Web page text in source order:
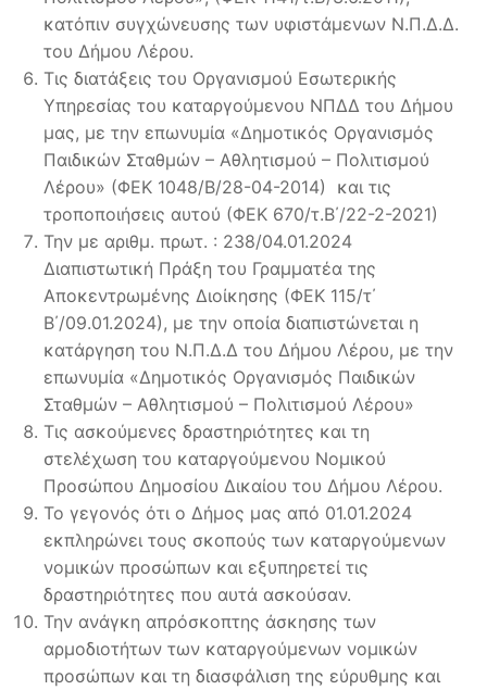
κατόπιν συγχώνευσης των υφιστάμενων Ν.Π.Δ.Δ.
του Δήμου Λέρου.
Τις διατάξεις του Οργανισμού Εσωτερικής
Υπηρεσίας του καταργούμενου ΝΠΔΔ του Δήμου
μας, με την επωνυμία «Δημοτικός Οργανισμός
Παιδικών Σταθμών – Αθλητισμού – Πολιτισμού
Λέρου» (ΦΕΚ 1048/Β/28-04-2014) και τις
τροποποιήσεις αυτού (ΦΕΚ 670/τ.Β΄/22-2-2021)
Την με αριθμ. πρωτ. : 238/04.01.2024
Διαπιστωτική Πράξη του Γραμματέα της
Αποκεντρωμένης Διοίκησης (ΦΕΚ 115/τ΄
Β΄/09.01.2024), με την οποία διαπιστώνεται η
κατάργηση του Ν.Π.Δ.Δ του Δήμου Λέρου, με την
επωνυμία «Δημοτικός Οργανισμός Παιδικών
Σταθμών – Αθλητισμού – Πολιτισμού Λέρου»
Τις ασκούμενες δραστηριότητες και τη
στελέχωση του καταργούμενου Νομικού
Προσώπου Δημοσίου Δικαίου του Δήμου Λέρου.
Το γεγονός ότι ο Δήμος μας από 01.01.2024
εκπληρώνει τους σκοπούς των καταργούμενων
νομικών προσώπων και εξυπηρετεί τις
δραστηριότητες που αυτά ασκούσαν.
Την ανάγκη απρόσκοπτης άσκησης των
αρμοδιοτήτων των καταργούμενων νομικών
προσώπων και τη διασφάλιση της εύρυθμης και